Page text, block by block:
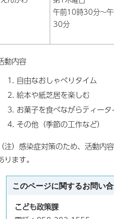
午前10時30分～
30分
動内容
自由なおしゃべりタイム
絵本や紙芝居を楽しむ
お菓子を食べながらティータ
その他（季節の工作など）
注）感染症対策のため、活動内
ります。
このページに関するお問い
こども政策課